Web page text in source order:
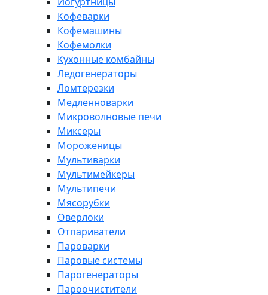
Кофеварки
Кофемашины
Кофемолки
Кухонные комбайны
Ледогенераторы
Ломтерезки
Медленноварки
Микроволновые печи
Миксеры
Мороженицы
Мультиварки
Мультимейкеры
Мультипечи
Мясорубки
Оверлоки
Отпариватели
Пароварки
Паровые системы
Парогенераторы
Пароочистители